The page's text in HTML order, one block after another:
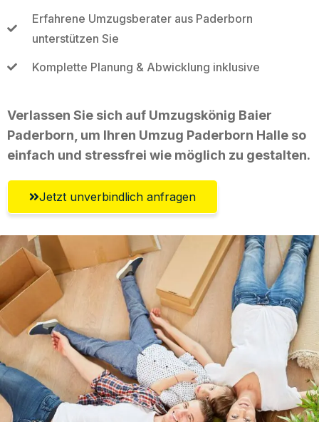
Erfahrene Umzugsberater aus Paderborn
unterstützen Sie
Komplette Planung & Abwicklung inklusive
Verlassen Sie sich auf Umzugskönig Baier
Paderborn, um Ihren Umzug Paderborn Halle so
einfach und stressfrei wie möglich zu gestalten.
Jetzt unverbindlich anfragen